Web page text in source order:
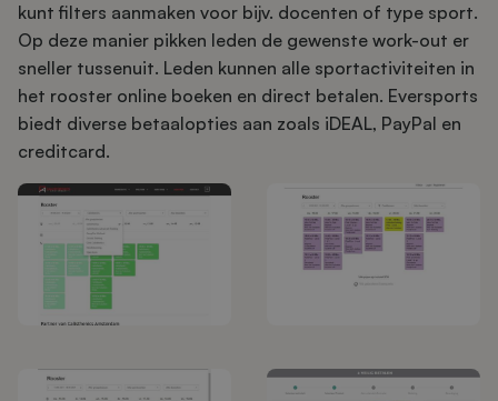
kunt filters aanmaken voor bijv. docenten of type sport.
Op deze manier pikken leden de gewenste work-out er
sneller tussenuit. Leden kunnen alle sportactiviteiten in
het rooster online boeken en direct betalen. Eversports
biedt diverse betaalopties aan zoals iDEAL, PayPal en
creditcard.